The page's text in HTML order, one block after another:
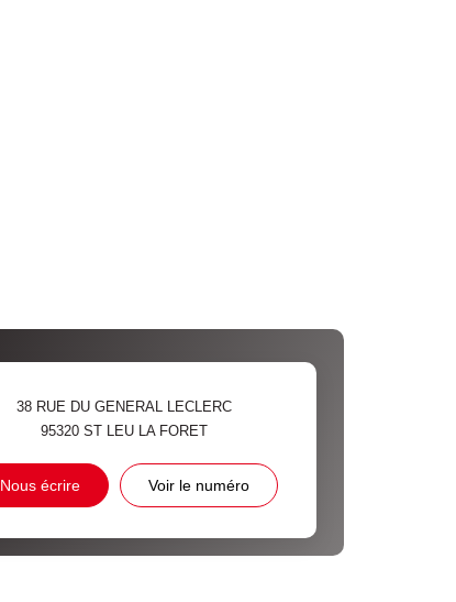
38 RUE DU GENERAL LECLERC
95320ST LEU LA FORET
Nous écrire Voir le numéro